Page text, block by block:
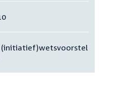
(initiatief)wetsvoorstel